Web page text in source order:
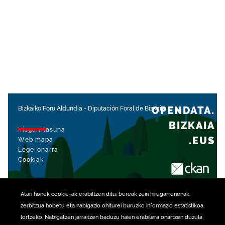
Atari honek cookie-ak erabiltzen ditu, bereak zein hirugarrenenak,
zerbitzua hobetu eta nabigazio ohiturei buruzko informazio estatistikoa
lortzeko. Nabigatzen jarraitzen baduzu haien erabilera onartzen duzula
Bizkaiko Foru Aldundia - Diputación Foral de Bizkaia
Irisgarritasuna
Web mapa
Lege-oharra
Cookiak
OPENDATA.
BIZKAIA
.EUS